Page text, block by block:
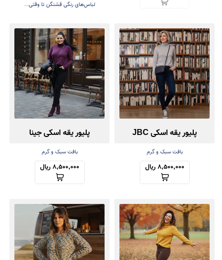
لباس‌های رنگی قشنگن تا وقتی...
پلیور یقه اسکی JBC
بافت سبک و گرم
8,500,000 ریال
پلیور یقه اسکی جینا
بافت سبک و گرم
8,500,000 ریال